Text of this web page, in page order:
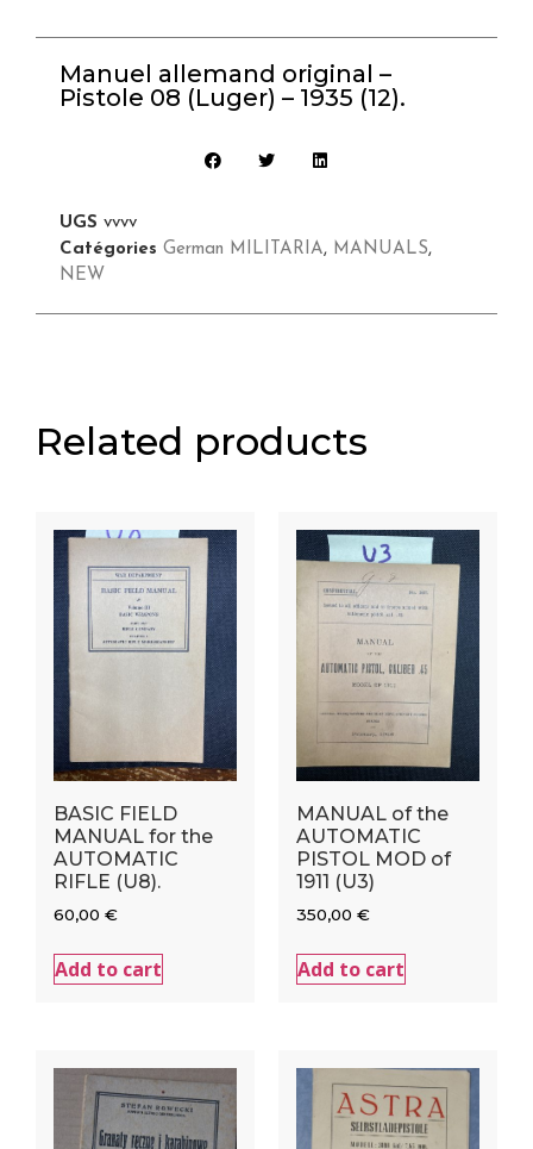
Manuel allemand original –
Pistole 08 (Luger) – 1935 (12).
UGS vvvv
Catégories German MILITARIA, MANUALS,
NEW
Related products
BASIC FIELD
MANUAL for the
AUTOMATIC
RIFLE (U8).
60,00 €
Add to cart
MANUAL of the
AUTOMATIC
PISTOL MOD of
1911 (U3)
350,00 €
Add to cart